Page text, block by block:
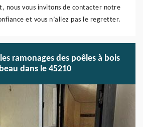
nous vous invitons de contacter notre
et vous n’allez pas le regretter.
ramonages des poêles à bois
dans le 45210